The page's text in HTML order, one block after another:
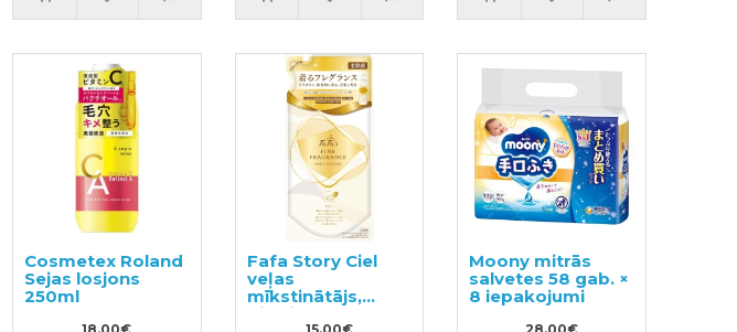
Cosmetex Roland
Sejas losjons
250ml
Fafa Story Ciel
veļas
mīkstinātājs,
pildviela 500ml
Moony mitrās
salvetes 58 gab. ×
8 iepakojumi